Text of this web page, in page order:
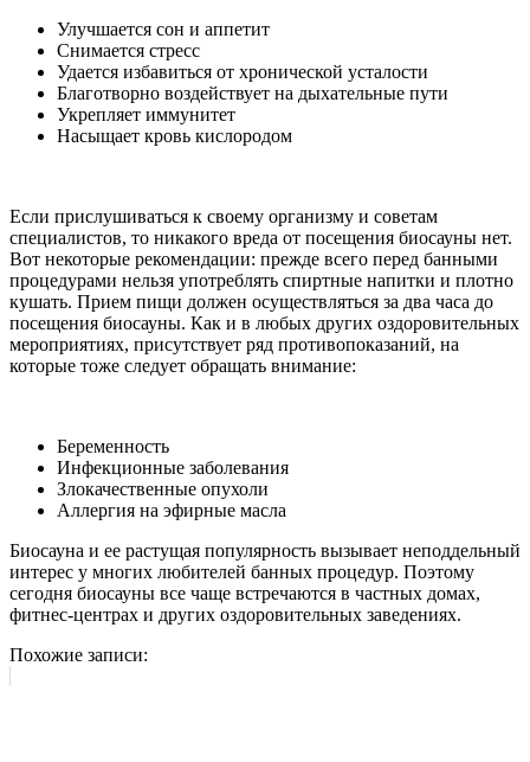
Улучшается сон и аппетит
Снимается стресс
Удается избавиться от хронической усталости
Благотворно воздействует на дыхательные пути
Укрепляет иммунитет
Насыщает кровь кислородом
Если прислушиваться к своему организму и советам
специалистов, то никакого вреда от посещения биосауны нет.
Вот некоторые рекомендации: прежде всего перед банными
процедурами нельзя употреблять спиртные напитки и плотно
кушать. Прием пищи должен осуществляться за два часа до
посещения биосауны. Как и в любых других оздоровительных
мероприятиях, присутствует ряд противопоказаний, на
которые тоже следует обращать внимание:
Беременность
Инфекционные заболевания
Злокачественные опухоли
Аллергия на эфирные масла
Биосауна и ее растущая популярность вызывает неподдельный
интерес у многих любителей банных процедур. Поэтому
сегодня биосауны все чаще встречаются в частных домах,
фитнес-центрах и других оздоровительных заведениях.
Похожие записи: